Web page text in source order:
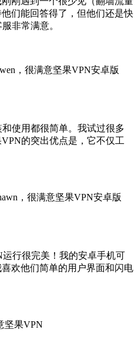
们能回答得了，但他们还是快
非常满意。
使用都很简单。我试过很多
的突出优点是，它不仅工
行很完美！我的安卓手机可
欢他们简单的用户界面和闪电